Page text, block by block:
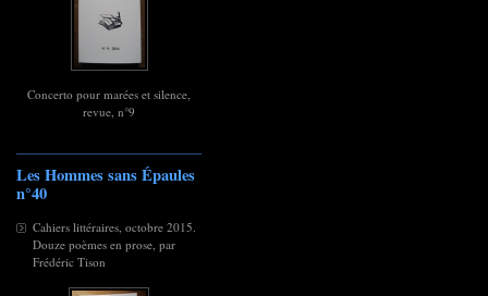
Concerto pour marées et silence,
revue, n°9
Les Hommes sans Épaules
n°40
Cahiers littéraires, octobre 2015.
Douze poèmes en prose, par
Frédéric Tison